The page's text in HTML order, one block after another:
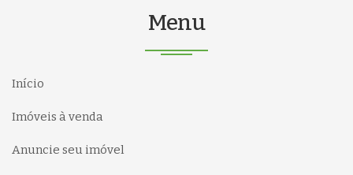
Menu
Início
Imóveis à venda
Anuncie seu imóvel